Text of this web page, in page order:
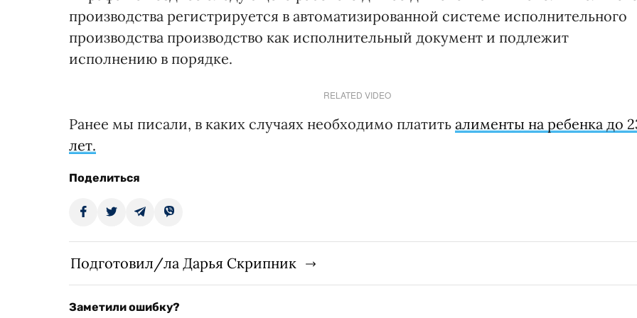
производства регистрируется в автоматизированной системе исполнительного
производства производство как исполнительный документ и подлежит
исполнению в порядке.
RELATED VIDEO
Ранее мы писали, в каких случаях необходимо платить алименты на ребенка до
лет.
Поделиться
Подготовил/ла Дарья Скрипник
Заметили ошибку?